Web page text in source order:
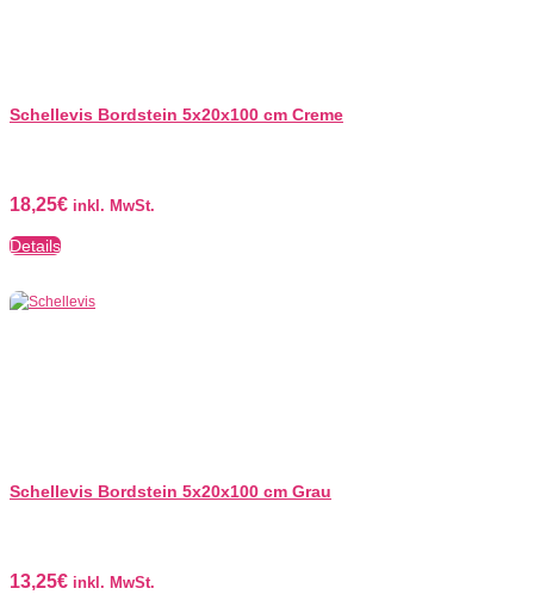
Schellevis Bordstein 5x20x100 cm Creme
18,25€ inkl. MwSt.
Details
Schellevis Bordstein 5x20x100 cm Grau
13,25€ inkl. MwSt.